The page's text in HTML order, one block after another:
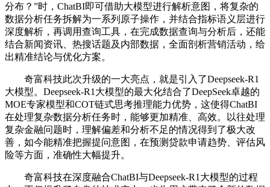
分布？”时，ChatBI即可借助大模型进行解析意图，将复杂的
数据分析任务拆解为一系列原子操作，并结合指标语义层进行
深度解析，再调用查询工具，在完成数据查询与分析后，还能
结合新闻资讯、热搜话题及内部数据，全面剖析营销活动，给
出精准结论与优化方案。
奇富科技此次升级的一大亮点，就是引入了Deepseek-R1
大模型。Deepseek-R1大模型的最大化结合了DeepSeek卓越的
MOE专家模型和COT链式思考推理能力优势，这使得ChatBI
在处理复杂数据分析任务时，能够更加精准、高效。以往处理
复杂金融问题时，理解偏差和分析不足的情况得到了极大改
善，如今能精准把握提问意图，在预测贷款申请趋势、评估风
险等方面，准确性大幅提升。
奇富科技在深度融合ChatBI与Deepseek-R1大模型的过程